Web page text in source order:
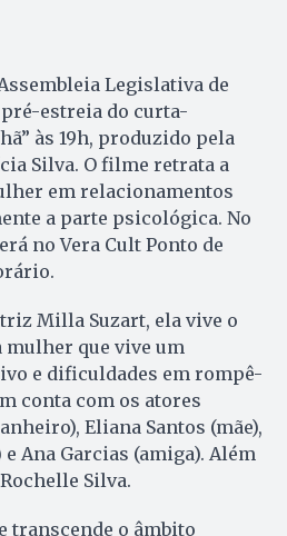
Legislativa de
pré-estreia do curta-
às 19h, produzido pela
Silva. O filme retrata a
em relacionamentos
a parte psicológica. No
no Vera Cult Ponto de
Milla Suzart, ela vive o
mulher que vive um
e dificuldades em rompê-
conta com os atores
Eliana Santos (mãe),
Ana Garcias (amiga). Além
Silva.
transcende o âmbito